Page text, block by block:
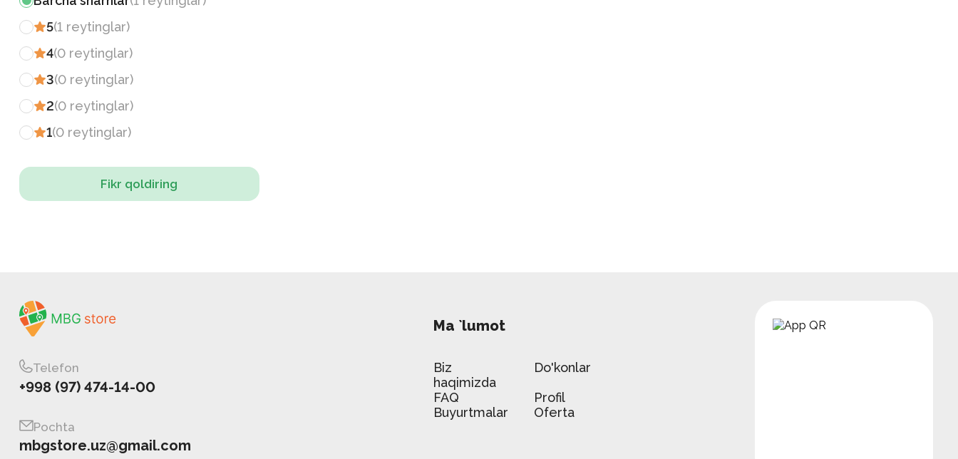
5(1 reytinglar)
4(0 reytinglar)
3(0 reytinglar)
2(0 reytinglar)
1(0 reytinglar)
Fikr qoldiring
Telefon
+998 (97) 474-14-00
Pochta
mbgstore.uz@gmail.com
Ma `lumot
Biz
haqimizda
Do'konlar
FAQ
Profil
Buyurtmalar
Oferta